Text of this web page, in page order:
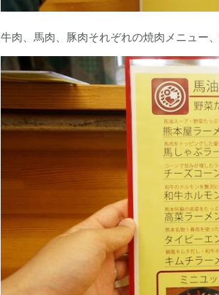
牛肉、馬肉、豚肉それぞれの焼肉メニュー